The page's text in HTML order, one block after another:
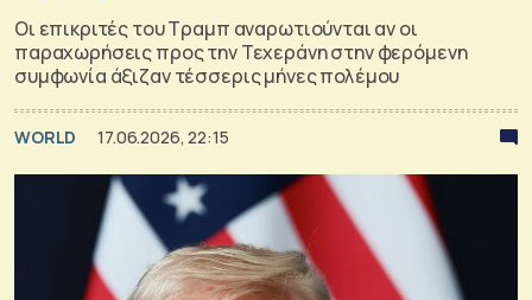
Οι επικριτές του Τραμπ αναρωτιούνται αν οι
παραχωρήσεις προς την Τεχεράνη στην φερόμενη
συμφωνία άξιζαν τέσσερις μήνες πολέμου
WORLD 17.06.2026, 22:15